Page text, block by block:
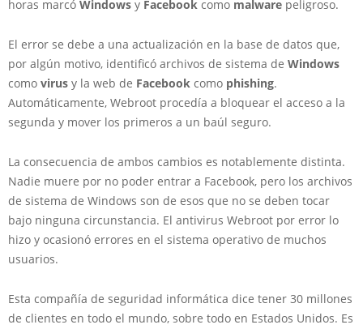
horas marcó Windows y Facebook como malware peligroso.
El error se debe a una actualización en la base de datos que,
por algún motivo, identificó archivos de sistema de Windows
como virus y la web de Facebook como phishing.
Automáticamente, Webroot procedía a bloquear el acceso a la
segunda y mover los primeros a un baúl seguro.
La consecuencia de ambos cambios es notablemente distinta.
Nadie muere por no poder entrar a Facebook, pero los archivos
de sistema de Windows son de esos que no se deben tocar
bajo ninguna circunstancia. El antivirus Webroot por error lo
hizo y ocasionó errores en el sistema operativo de muchos
usuarios.
Esta compañía de seguridad informática dice tener 30 millones
de clientes en todo el mundo, sobre todo en Estados Unidos. Es